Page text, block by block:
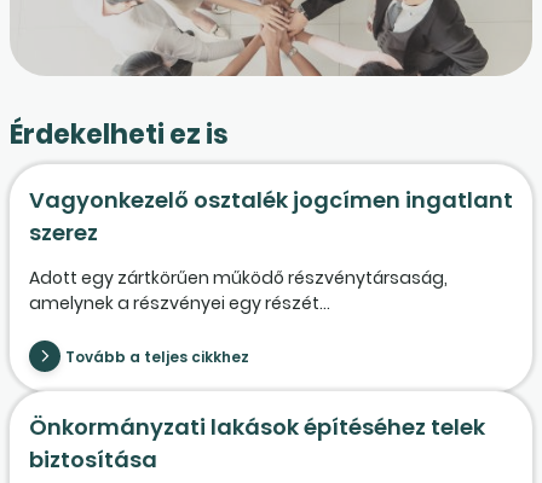
Érdekelheti ez is
Vagyonkezelő osztalék jogcímen ingatlant
szerez
Adott egy zártkörűen működő részvénytársaság,
amelynek a részvényei egy részét...
Tovább a teljes cikkhez
Önkormányzati lakások építéséhez telek
biztosítása